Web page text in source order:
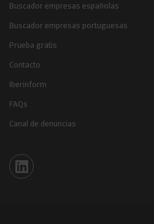
Buscador empresas españolas
Buscador empresas portuguesas
Prueba gratis
Contacto
Iberinform
FAQs
Canal de denuncias
Iberinform en Linkedin